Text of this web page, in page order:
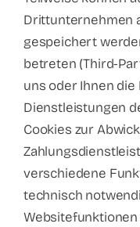
Drittunternehmen
gespeichert
betreten (Third-
uns oder Ihnen
Dienstleistungen
Cookies zur
verschiedene
technisch